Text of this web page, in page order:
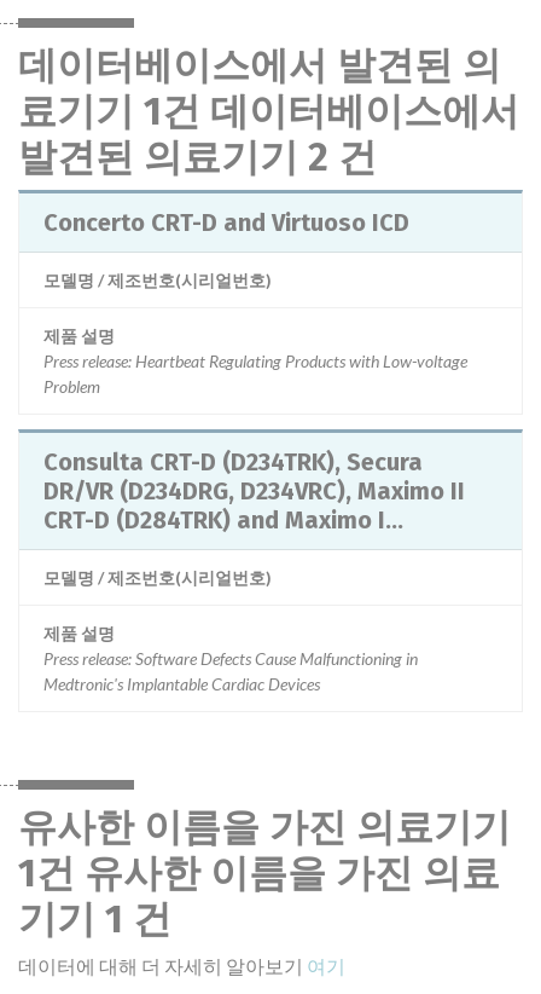
데이터베이스에서 발견된 의
료기기 1건 데이터베이스에서
발견된 의료기기 2 건
Concerto CRT-D and Virtuoso ICD
모델명 / 제조번호(시리얼번호)
제품 설명
Press release: Heartbeat Regulating Products with Low-voltage
Problem
Consulta CRT-D (D234TRK), Secura
DR/VR (D234DRG, D234VRC), Maximo II
CRT-D (D284TRK) and Maximo I...
모델명 / 제조번호(시리얼번호)
제품 설명
Press release: Software Defects Cause Malfunctioning in
Medtronic's Implantable Cardiac Devices
유사한 이름을 가진 의료기기
1건 유사한 이름을 가진 의료
기기 1 건
데이터에 대해 더 자세히 알아보기 여기